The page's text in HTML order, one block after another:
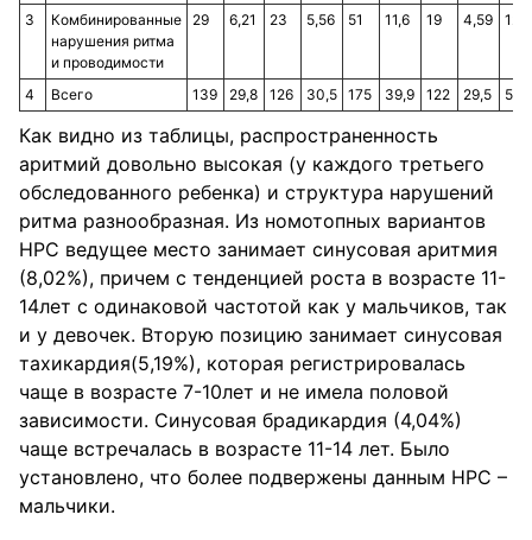
3
Комбинированные
нарушения ритма
и проводимости
29 6,21 23 5,56 51 11,6 19 4,59 122
4 Всего 139 29,8 126 30,5 175 39,9 122 29,5 562
Как видно из таблицы, распространенность
аритмий довольно высокая (у каждого третьего
обследованного ребенка) и структура нарушений
ритма разнообразная. Из номотопных вариантов
НРС ведущее место занимает синусовая аритмия
(8,02%), причем с тенденцией роста в возрасте 11-
14лет с одинаковой частотой как у мальчиков, так
и у девочек. Вторую позицию занимает синусовая
тахикардия(5,19%), которая регистрировалась
чаще в возрасте 7-10лет и не имела половой
зависимости. Синусовая брадикардия (4,04%)
чаще встречалась в возрасте 11-14 лет. Было
установлено, что более подвержены данным НРС –
мальчики.